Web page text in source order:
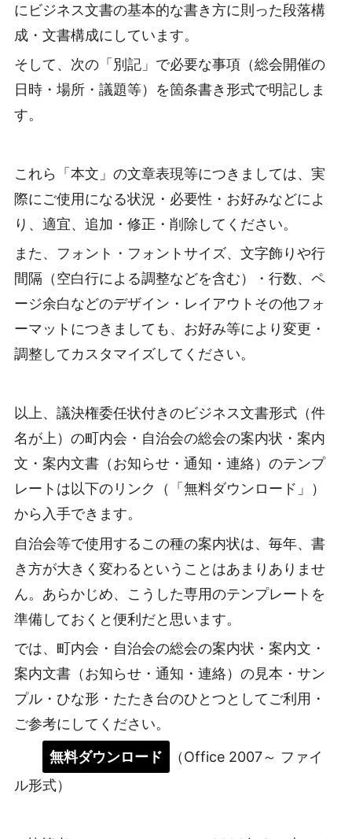
にビジネス文書の基本的な書き方に則った段落構
成・文書構成にしています。
そして、次の「別記」で必要な事項（総会開催の
日時・場所・議題等）を箇条書き形式で明記しま
す。
これら「本文」の文章表現等につきましては、実
際にご使用になる状況・必要性・お好みなどによ
り、適宜、追加・修正・削除してください。
また、フォント・フォントサイズ、文字飾りや行
間隔（空白行による調整などを含む）・行数、ペ
ージ余白などのデザイン・レイアウトその他フォ
ーマットにつきましても、お好み等により変更・
調整してカスタマイズしてください。
以上、議決権委任状付きのビジネス文書形式（件
名が上）の町内会・自治会の総会の案内状・案内
文・案内文書（お知らせ・通知・連絡）のテンプ
レートは以下のリンク（「無料ダウンロード」）
から入手できます。
自治会等で使用するこの種の案内状は、毎年、書
き方が大きく変わるということはあまりありませ
ん。あらかじめ、こうした専用のテンプレートを
準備しておくと便利だと思います。
では、町内会・自治会の総会の案内状・案内文・
案内文書（お知らせ・通知・連絡）の見本・サン
プル・ひな形・たたき台のひとつとしてご利用・
ご参考にしてください。
無料ダウンロード
（Office 2007～ ファイ
ル形式）